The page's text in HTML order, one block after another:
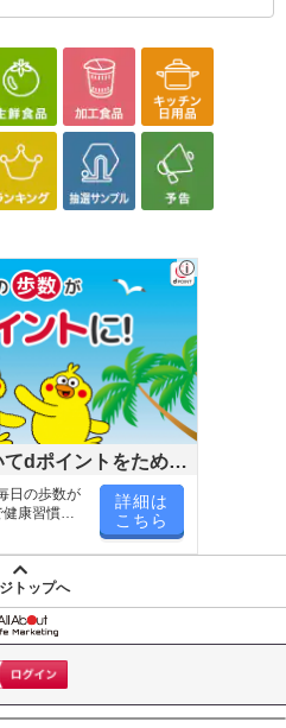
てdポイントをためよ
日の歩数が
康習慣が
詳細は
こちら
トップへ